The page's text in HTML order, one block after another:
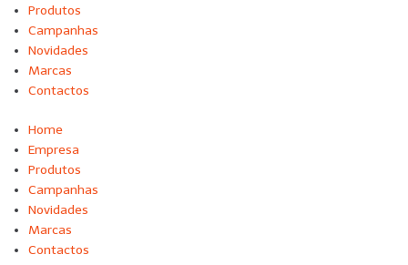
Produtos
Campanhas
Novidades
Marcas
Contactos
Home
Empresa
Produtos
Campanhas
Novidades
Marcas
Contactos